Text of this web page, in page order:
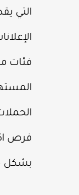
التي
فئات
فرص
بشكل